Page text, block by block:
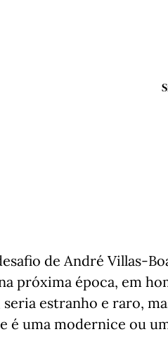
de André Villas-
próxima época, em
estranho e raro,
é uma modernice ou